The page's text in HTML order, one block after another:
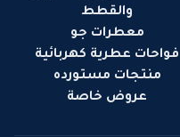
والقطط
معطرات جو
فواحات عطرية كهربائية
منتجات مستورده
عروض خاصة